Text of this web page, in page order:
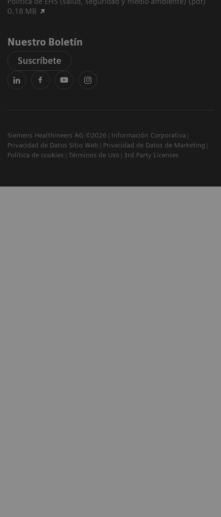
0.18 MB
Nuestro Boletín
Suscríbete
Siemens Healthineers AG ©2026
Información Corporativa
Privacidad de Datos Sitio Web
Privacidad de Datos de Marketing
Política de cookies
Términos de Uso 3rd Party Licenses